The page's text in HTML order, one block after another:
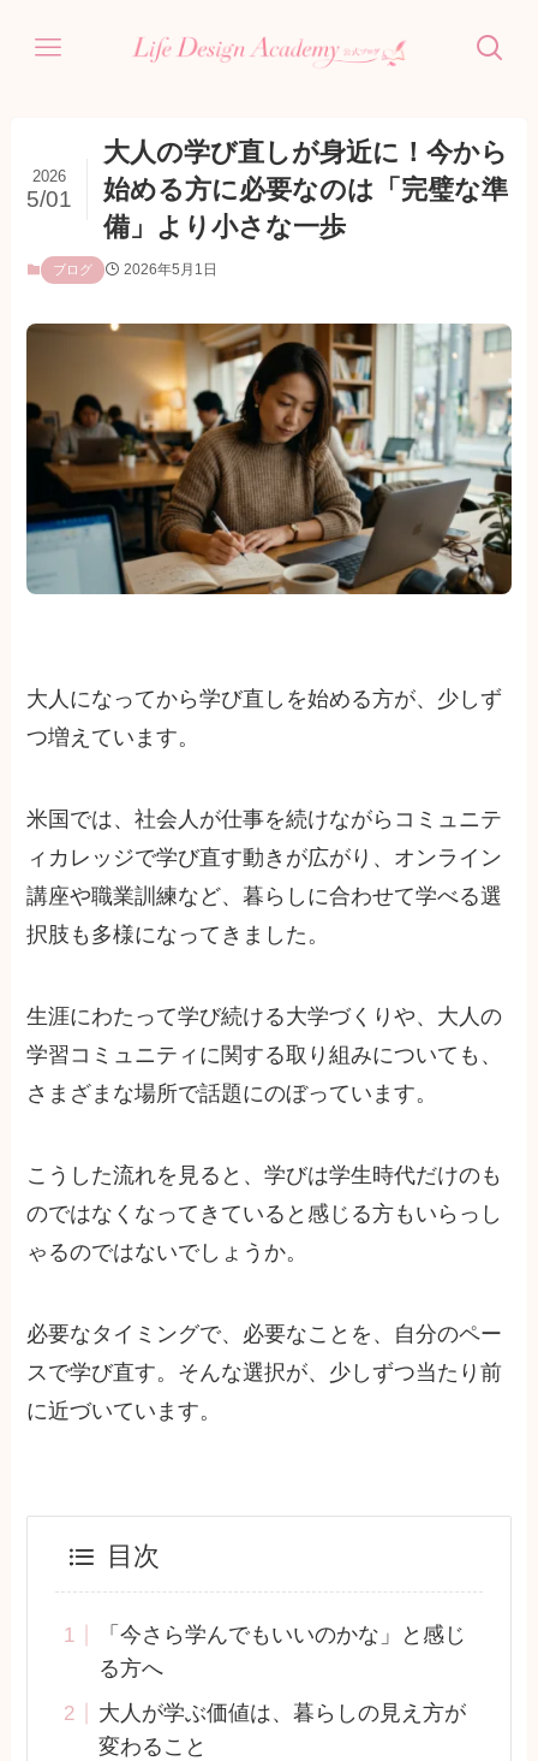
大人の学び直しが身近に！今から
始める方に必要なのは「完璧な準
備」より小さな一歩
2026
5/01
ブログ 2026年5月1日
大人になってから学び直しを始める方が、少しず
つ増えています。
米国では、社会人が仕事を続けながらコミュニテ
ィカレッジで学び直す動きが広がり、オンライン
講座や職業訓練など、暮らしに合わせて学べる選
択肢も多様になってきました。
生涯にわたって学び続ける大学づくりや、大人の
学習コミュニティに関する取り組みについても、
さまざまな場所で話題にのぼっています。
こうした流れを見ると、学びは学生時代だけのも
のではなくなってきていると感じる方もいらっし
ゃるのではないでしょうか。
必要なタイミングで、必要なことを、自分のペー
スで学び直す。そんな選択が、少しずつ当たり前
に近づいています。
目次
「今さら学んでもいいのかな」と感じ
る方へ
大人が学ぶ価値は、暮らしの見え方が
変わること